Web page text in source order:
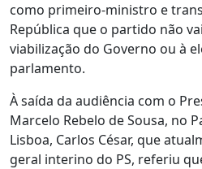
como primeiro-ministro e
República que o partido não
viabilização do Governo ou à
parlamento.
À saída da audiência com o
Marcelo Rebelo de Sousa, no
Lisboa, Carlos César, que
geral interino do PS, referiu